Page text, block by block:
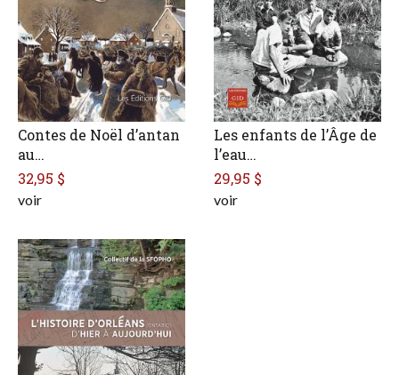
Contes de Noël d’antan
au…
32,95 $
voir
Les enfants de l’Âge de
l’eau…
29,95 $
voir